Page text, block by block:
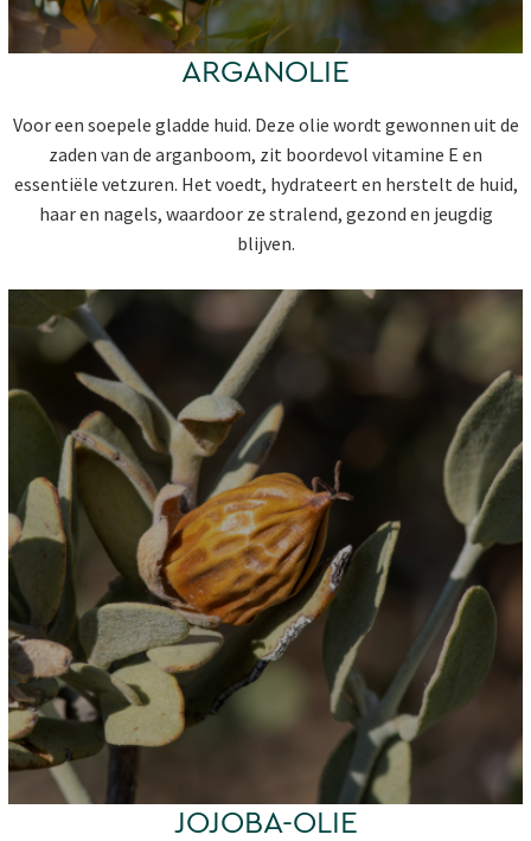
ARGANOLIE
Voor een soepele gladde huid. Deze olie wordt gewonnen uit de
zaden van de arganboom, zit boordevol vitamine E en
essentiële vetzuren. Het voedt, hydrateert en herstelt de huid,
haar en nagels, waardoor ze stralend, gezond en jeugdig
blijven.
JOJOBA-OLIE